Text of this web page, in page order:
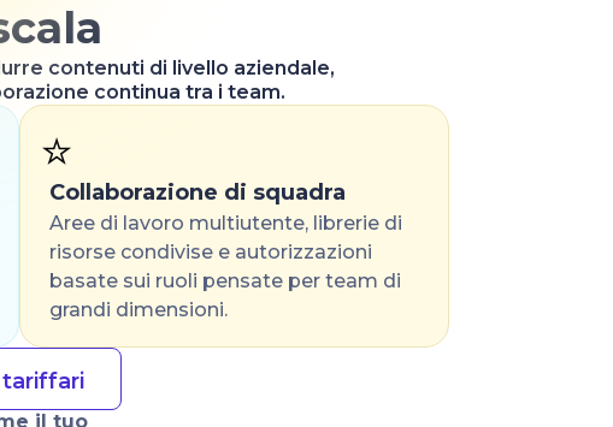
contenuti di livello aziendale,
continua tra i team.
⭐
Collaborazione di squadra
Aree di lavoro multiutente, librerie di
risorse condivise e autorizzazioni
basate sui ruoli pensate per team di
grandi dimensioni.
tariffari
il tuo